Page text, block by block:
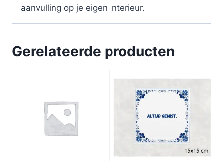
aanvulling op je eigen interieur.
Gerelateerde producten